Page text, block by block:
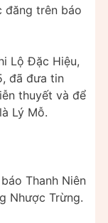
đăng trên báo
Lộ Đặc Hiệu,
đã đưa tin
thuyết và để
Lý Mỗ.
Thanh Niên
Nhược Trừng.